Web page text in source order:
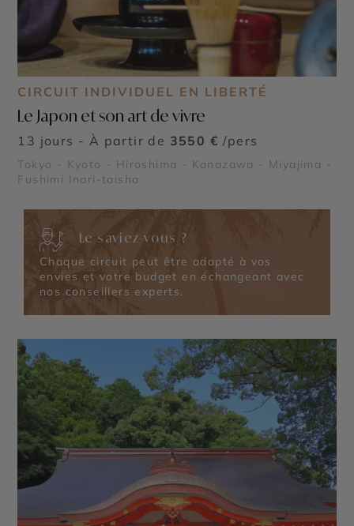
CIRCUIT INDIVIDUEL EN LIBERTÉ
Le Japon et son art de vivre
13 jours - À partir de 3550 € /pers
Tokyo - Kyoto - Hiroshima - Kanazawa - Miyajima -
Fushimi Inari-taisha
Le saviez-vous ?
Chaque circuit peut être adapté à vos
envies et votre budget en échangeant avec
nos conseillers experts.